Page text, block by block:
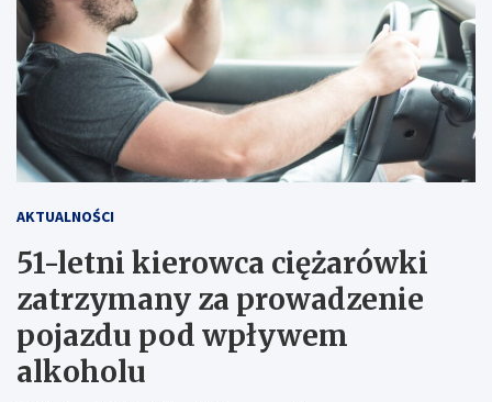
AKTUALNOŚCI
51-letni kierowca ciężarówki
zatrzymany za prowadzenie
pojazdu pod wpływem
alkoholu